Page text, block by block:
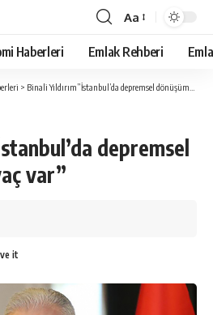
Yazı
Tipi
Boyutlandırıcı
Aa
Haberleri Emlak Rehberi
> Binali Yıldırım”İstanbul’da depremsel dönüşüme ihtiyaç var”
depremsel
var”